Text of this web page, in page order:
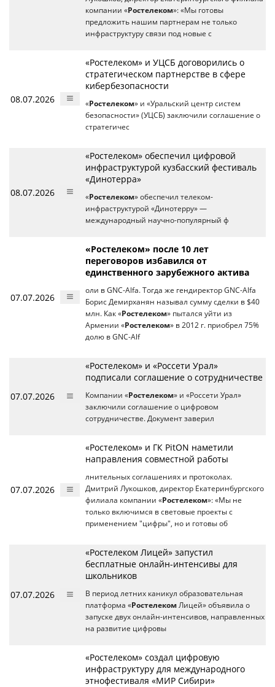
компании «Ростелеком»: «Мы готовы
предложить нашим партнерам не только
инфраструктуру связи под новые с
08.07.2026
«Ростелеком» и УЦСБ договорились о
стратегическом партнерстве в сфере
кибербезопасности
«Ростелеком» и «Уральский центр систем
безопасности» (УЦСБ) заключили соглашение о
стратегичес
08.07.2026
«Ростелеком» обеспечил цифровой
инфраструктурой кузбасский фестиваль
«Динотерра»
«Ростелеком» обеспечил телеком-
инфраструктурой «Динотерру» —
международный научно-популярный ф
07.07.2026
«Ростелеком» после 10 лет
переговоров избавился от
единственного зарубежного актива
оли в GNC-Alfa. Тогда же гендиректор GNC-Alfa
Борис Демирханян называл сумму сделки в $40
млн. Как «Ростелеком» пытался уйти из
Армении «Ростелеком» в 2012 г. приобрел 75%
долю в GNC-Alf
07.07.2026
«Ростелеком» и «Россети Урал»
подписали соглашение о сотрудничестве
Компании «Ростелеком» и «Россети Урал»
заключили соглашение о цифровом
сотрудничестве. Документ заверил
07.07.2026
«Ростелеком» и ГК PitON наметили
направления совместной работы
лнительных соглашениях и протоколах.
Дмитрий Лукошков, директор Екатеринбургского
филиала компании «Ростелеком»: «Мы не
только включимся в световые проекты с
применением "цифры", но и готовы об
07.07.2026
«Ростелеком Лицей» запустил
бесплатные онлайн-интенсивы для
школьников
В период летних каникул образовательная
платформа «Ростелеком Лицей» объявила о
запуске двух онлайн-интенсивов, направленных
на развитие цифровы
«Ростелеком» создал цифровую
инфраструктуру для международного
этнофестиваля «МИР Сибири»